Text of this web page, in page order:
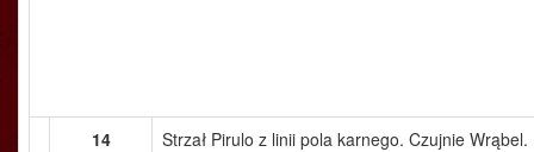
14 Strzał Pirulo z linii pola karnego. Czujnie Wrąbel.